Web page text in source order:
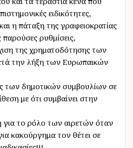
ειδικότητες,
η πάταξη της γραφειοκρατίας
ρυθμίσεις,
της χρηματοδότησης των
την λήξη των Ευρωπαικών
των δημοτικών συμβουλίων σε
με ότι συμβαίνει στην
για το ρόλο των αιρετών όταν
κακούργημα τον θέτει σε